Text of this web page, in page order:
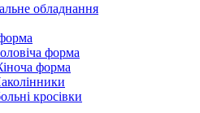
обладнання
форма
форма
кросівки